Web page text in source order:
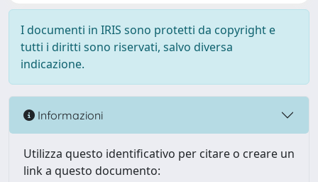
I documenti in IRIS sono protetti da copyright e
tutti i diritti sono riservati, salvo diversa
indicazione.
Informazioni
Utilizza questo identificativo per citare o creare un
link a questo documento: